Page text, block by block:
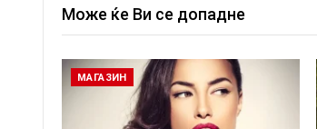
Може ќе Ви се допадне
МАГАЗИН